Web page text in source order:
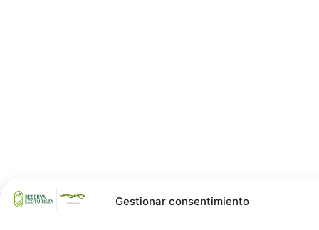
Gestionar consentimiento